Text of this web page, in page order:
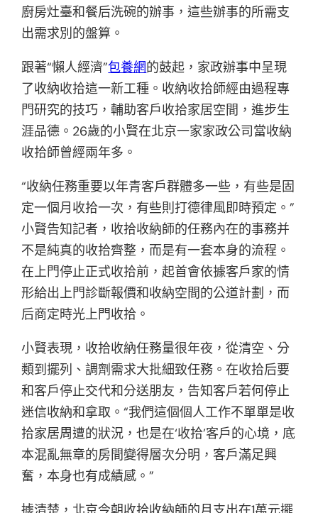
廚房灶臺和餐后洗碗的辦事，‌這些辦事的所需支
出需求別的盤算。
跟著“懶人經濟”包養網的鼓起，‌家政辦事中呈現
了收納收拾這一新工種。‌收納收拾師經由過程專
門研究的技巧，‌輔助客戶收拾家居空間，‌進步生
涯品德。26歲的小賢在北京一家家政公司當‌收納
收拾師曾經兩年多。
“收納任務重要以年青客戶群體多一些，有些是固
定一個月收拾一次，有些則打德律風即時預定。”
小賢告知記者，收拾收納師的任務內在的事務并
不是純真的收拾齊整，而是有一套本身的流程。
在上門停止正式收拾前，起首會依據客戶家的情
形給出上門診斷報價和收納空間的公道計劃，而
后商定時光上門收拾。
小賢表現，收拾收納任務量很年夜，從清空、分
類到擺列、調劑需求大批細致任務。在收拾后要
和客戶停止交代和分送朋友，告知客戶若何停止
迷信收納和拿取。“我們這個個人工作不單單是收
拾家居周遭的狀況，也是在‘收拾’客戶的心境，底
本混亂無章的房間變得層次分明，客戶滿足興
奮，本身也有成績感。”